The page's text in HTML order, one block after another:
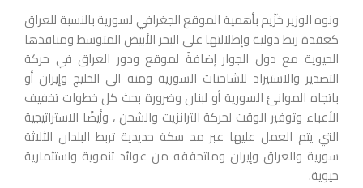
ونوه الوزير خزّيم بأهمية الموقع الجغرافي لسورية بالنسبة للعراق
كعقدة ربط دولية وإطلالتها على البحر الأبيض المتوسط ومنافذها
الحيوية مع دول الجوار إضافةً لموقع ودور العراق في حركة
التصدير والاستيراد للشاحنات السورية ومنه الى الخليج وإيران أو
باتجاه الموانئ السورية أو لبنان وضرورة بحث كل خطوات تخفيف
الأعباء وتوفير الوقت لحركة الترانزيت والشحن ، وأيضًا الاستراتيجية
التي يتم العمل عليها عبر مد سكة حديدية تربط البلدان الثلاثة
سورية والعراق وإيران وماتحققه من عوائد تنموية واستثمارية
حيوية.